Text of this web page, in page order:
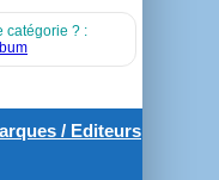
catégorie ? :
/ Editeurs